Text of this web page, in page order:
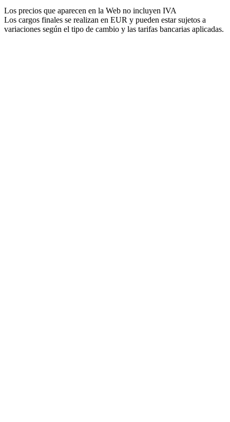
Los precios que aparecen en la Web no incluyen IVA
Los cargos finales se realizan en EUR y pueden estar sujetos a
variaciones según el tipo de cambio y las tarifas bancarias aplicadas.